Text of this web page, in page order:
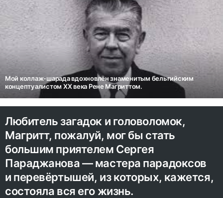
Мой коллаж-шарада вдохновлён знаменитым бельгийским
концептуалистом XX века Рене Магриттом.
Любитель загадок и головоломок,
Магритт, пожалуй, мог бы стать
большим приятелем Сергея
Параджанова — мастера парадоксов
и перевёртышей, из которых, кажется,
состояла вся его жизнь.